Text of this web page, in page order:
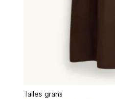
Talles grans